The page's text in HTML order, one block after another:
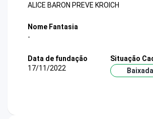
ALICE BARON PREVE KROICH
Nome Fantasia
-
Data de fundação
17/11/2022
Situação
Baixada